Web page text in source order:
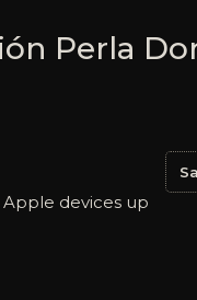
Perla
devices up